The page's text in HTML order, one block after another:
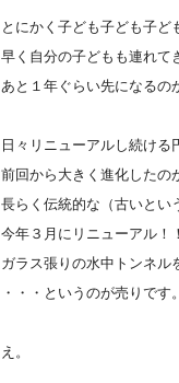
とにかく子ども子ども子ど
早く自分の子どもも連れて
あと１年ぐらい先になるの
日々リニューアルし続ける
前回から大きく進化したの
長らく伝統的な（古いとい
今年３月にリニューアル！！
ガラス張りの水中トンネル
・・・というのが売りです。
え。